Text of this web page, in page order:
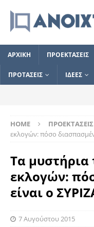
ΑΡΧΙΚΗ ΠΡΟΕΚΤΑΣΕΙΣ
ΠΡΟΤΑΣΕΙΣ ΙΔΕΕΣ
HOME ΠΡΟΕΚΤΑΣΕΙΣ
εκλογών: πόσο
Τα
εκλογών:
είναι ο
7 Αυγούστου 2015